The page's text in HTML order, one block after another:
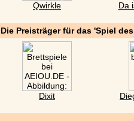
Qwirkle Da
Die Preisträger für das 'Spiel
Dixit